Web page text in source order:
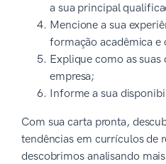
a sua principal
Mencione a sua
formação acadêmica e
Explique como as
empresa;
Informe a sua
Com sua carta pronta,
tendências em currículos de
descobrimos analisando